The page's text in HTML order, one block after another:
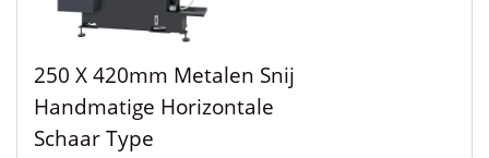
250 X 420mm Metalen Snij
Handmatige Horizontale
Schaar Type